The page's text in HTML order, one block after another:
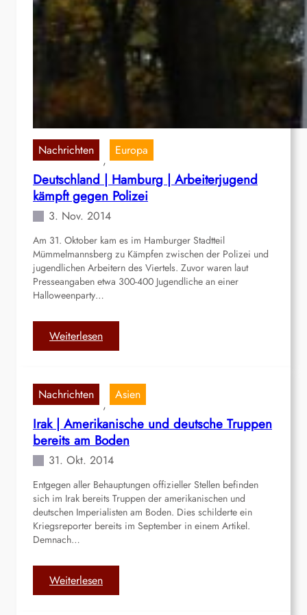
Nachrichten
,
Europa
Deutschland | Hamburg | Arbeiterjugend
kämpft gegen Polizei
3. Nov. 2014
Am 31. Oktober kam es im Hamburger Stadtteil
Mümmelmannsberg zu Kämpfen zwischen der Polizei und
jugendlichen Arbeitern des Viertels. Zuvor waren laut
Presseangaben etwa 300-400 Jugendliche an einer
Halloweenparty…
Weiterlesen:
D
s
c
h
l
a
n
d
|
b
Nachrichten
,
Asien
Irak | Amerikanische und deutsche Truppen
bereits am Boden
31. Okt. 2014
Entgegen aller Behauptungen offizieller Stellen befinden
sich im Irak bereits Truppen der amerikanischen und
deutschen Imperialisten am Boden. Dies schilderte ein
Kriegsreporter bereits im September in einem Artikel.
Demnach…
Weiterlesen:
I